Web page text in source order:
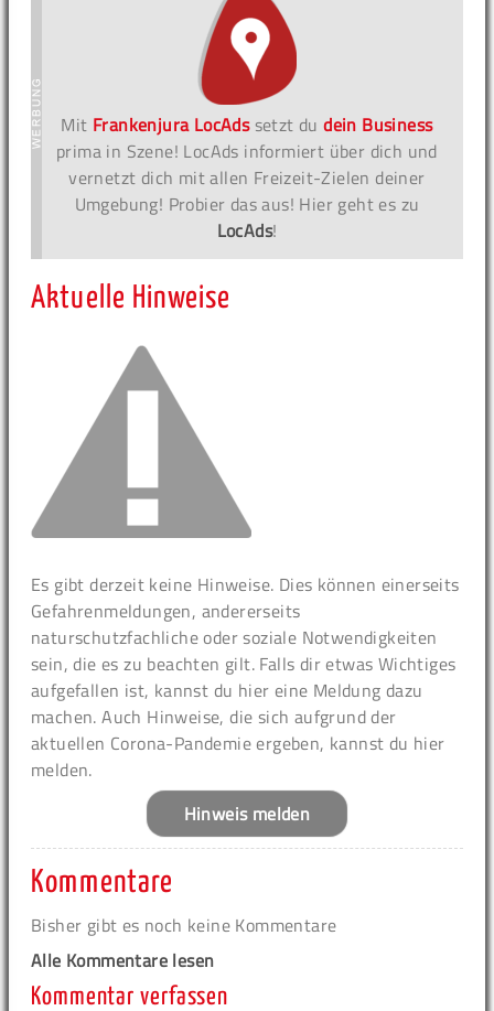
Mit Frankenjura LocAdssetzt dudein Business
prima in Szene! LocAds informiert über dich und
vernetzt dich mit allen Freizeit-Zielen deiner
Umgebung! Probier das aus! Hier geht es zu
LocAds!
Aktuelle Hinweise
Es gibt derzeit keine Hinweise. Dies können einerseits
Gefahrenmeldungen, andererseits
naturschutzfachliche oder soziale Notwendigkeiten
sein, die es zu beachten gilt. Falls dir etwas Wichtiges
aufgefallen ist, kannst du hier eine Meldung dazu
machen. Auch Hinweise, die sich aufgrund der
aktuellen Corona-Pandemie ergeben, kannst du hier
melden.
Hinweis melden
Kommentare
Bisher gibt es noch keine Kommentare
Alle Kommentare lesen
Kommentar verfassen